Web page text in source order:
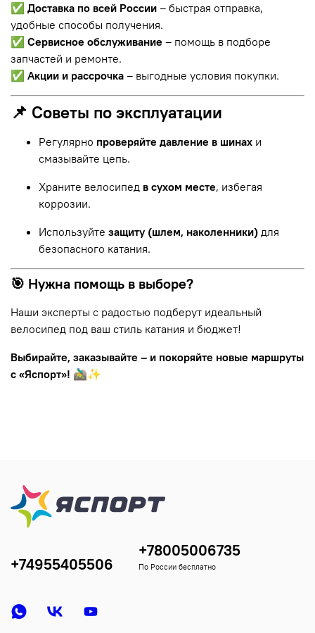
✅ Доставка по всей России – быстрая отправка,
удобные способы получения.
✅ Сервисное обслуживание – помощь в подборе
запчастей и ремонте.
✅ Акции и рассрочка – выгодные условия покупки.
📌 Советы по эксплуатации
Регулярно проверяйте давление в шинах и
смазывайте цепь.
Храните велосипед в сухом месте, избегая
коррозии.
Используйте защиту (шлем, наколенники) для
безопасного катания.
🎯 Нужна помощь в выборе?
Наши эксперты с радостью подберут идеальный
велосипед под ваш стиль катания и бюджет!
Выбирайте, заказывайте – и покоряйте новые маршруты
с «Яспорт»! 🚵‍♂️✨
+74955405506
+78005006735
По России бесплатно